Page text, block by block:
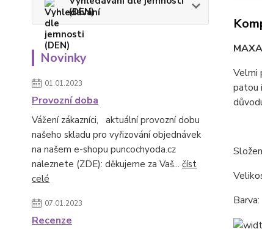
(DEN)
Novinky
01.01.2023
Provozní doba
Vážení zákazníci, aktuální provozní dobu
našeho skladu pro vyřizování objednávek
na našem e-shopu puncochyoda.cz
naleznete (ZDE): děkujeme za Vaš... číst
celé
07.01.2023
Recenze
Velmi
patou